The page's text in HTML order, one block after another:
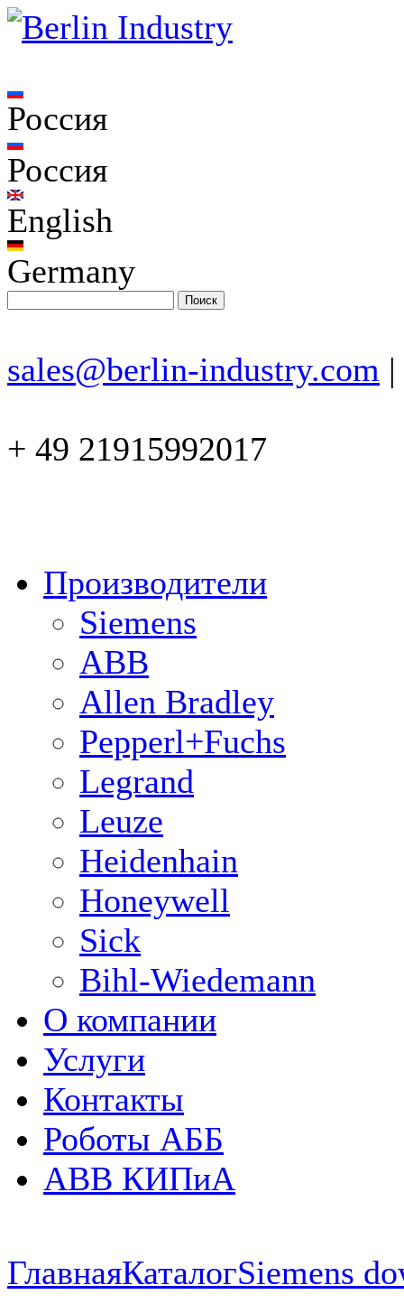
Россия
Россия
English
Germany
sales@berlin-industry.com |
+ 49 21915992017
Производители
Siemens
ABB
Allen Bradley
Pepperl+Fuchs
Legrand
Leuze
Heidenhain
Honeywell
Sick
Bihl-Wiedemann
О компании
Услуги
Контакты
Роботы АББ
ABB КИПиА
ГлавнаяКаталогSiemens